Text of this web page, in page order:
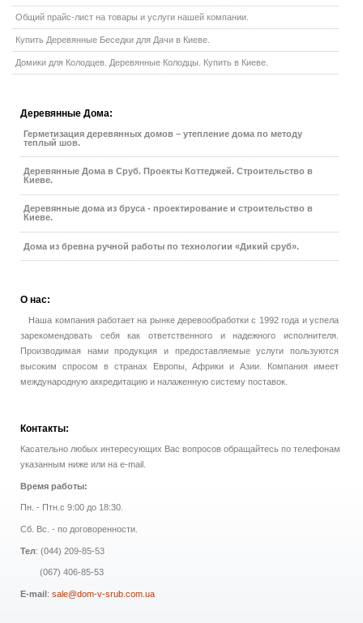
Общий прайс-лист на товары и услуги нашей компании.
Купить Деревянные Беседки для Дачи в Киеве.
Домики для Колодцев. Деревянные Колодцы. Купить в Киеве.
Деревянные Дома:
Герметизация деревянных домов – утепление дома по методу
теплый шов.
Деревянные Дома в Сруб. Проекты Коттеджей. Строительство в
Киеве.
Деревянные дома из бруса - проектирование и строительство в
Киеве.
Дома из бревна ручной работы по технологии «Дикий сруб».
О нас:
Наша компания работает на рынке деревообработки с 1992 года и успела
зарекомендовать себя как ответственного и надежного исполнителя.
Производимая нами продукция и предоставляемые услуги пользуются
высоким спросом в странах Европы, Африки и Азии. Компания имеет
международную аккредитацию и налаженную систему поставок.
Контакты:
Касательно любых интересующих Вас вопросов обращайтесь по телефонам
указанным ниже или на e-mail.
Время работы:
Пн. - Птн.с 9:00 до 18:30.
Сб. Вс. - по договоренности.
Тел: (044) 209-85-53
(067) 406-85-53
E-mail: sale@dom-v-srub.com.ua